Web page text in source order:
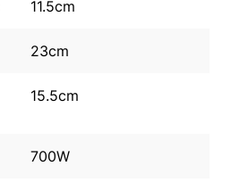
11.5cm
23cm
15.5cm
700W